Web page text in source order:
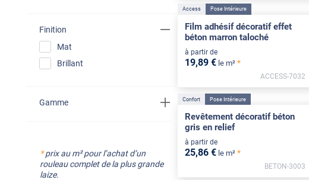
Finition
Mat
Brillant
Gamme
*prix au m² pour l’achat d’un
rouleau complet de la plus grande
laize.
Access Pose Intérieure
Film adhésif décoratif effet
béton marron taloché
à partir de
19,89 € le m² *
ACCESS-7032
Confort Pose Intérieure
Revêtement décoratif béton
gris en relief
à partir de
25,86 € le m² *
BETON-3003